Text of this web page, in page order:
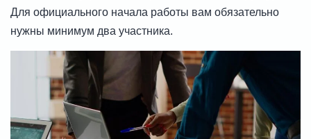
Для официального начала работы вам обязательно
нужны минимум два участника.